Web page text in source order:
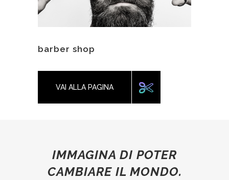
barber shop
VAI ALLA PAGINA
IMMAGINA DI POTER
CAMBIARE IL MONDO.